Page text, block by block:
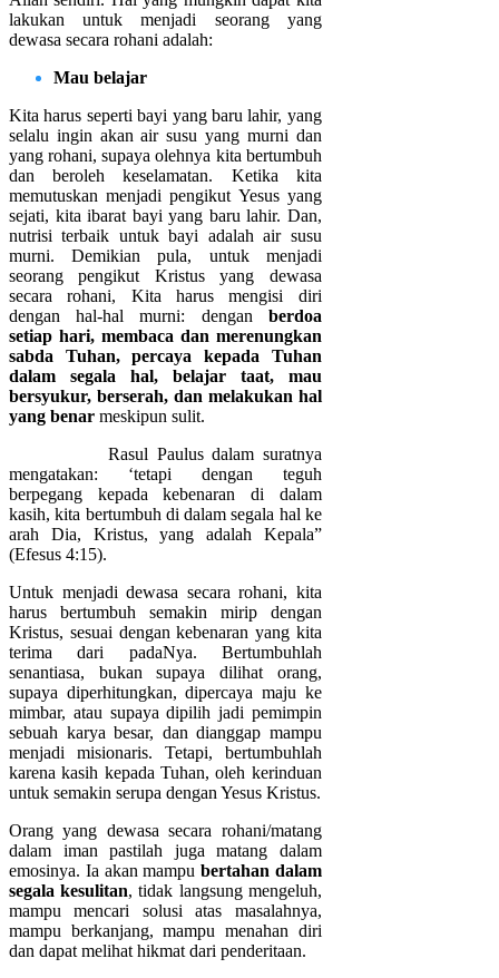
lakukan untuk menjadi seorang yang
dewasa secara rohani adalah:
Mau belajar
Kita harus seperti bayi yang baru lahir, yang
selalu ingin akan air susu yang murni dan
yang rohani, supaya olehnya kita bertumbuh
dan beroleh keselamatan. Ketika kita
memutuskan menjadi pengikut Yesus yang
sejati, kita ibarat bayi yang baru lahir. Dan,
nutrisi terbaik untuk bayi adalah air susu
murni. Demikian pula, untuk menjadi
seorang pengikut Kristus yang dewasa
secara rohani, Kita harus mengisi diri
dengan hal-hal murni: dengan berdoa
setiap hari, membaca dan merenungkan
sabda Tuhan, percaya kepada Tuhan
dalam segala hal, belajar taat, mau
bersyukur, berserah, dan melakukan hal
yang benar meskipun sulit.
Rasul Paulus dalam suratnya
mengatakan: ‘tetapi dengan teguh
berpegang kepada kebenaran di dalam
kasih, kita bertumbuh di dalam segala hal ke
arah Dia, Kristus, yang adalah Kepala”
(Efesus 4:15).
Untuk menjadi dewasa secara rohani, kita
harus bertumbuh semakin mirip dengan
Kristus, sesuai dengan kebenaran yang kita
terima dari padaNya. Bertumbuhlah
senantiasa, bukan supaya dilihat orang,
supaya diperhitungkan, dipercaya maju ke
mimbar, atau supaya dipilih jadi pemimpin
sebuah karya besar, dan dianggap mampu
menjadi misionaris. Tetapi, bertumbuhlah
karena kasih kepada Tuhan, oleh kerinduan
untuk semakin serupa dengan Yesus Kristus.
Orang yang dewasa secara rohani/matang
dalam iman pastilah juga matang dalam
emosinya. Ia akan mampubertahan dalam
segala kesulitan, tidak langsung mengeluh,
mampu mencari solusi atas masalahnya,
mampu berkanjang, mampu menahan diri
dan dapat melihat hikmat dari penderitaan.